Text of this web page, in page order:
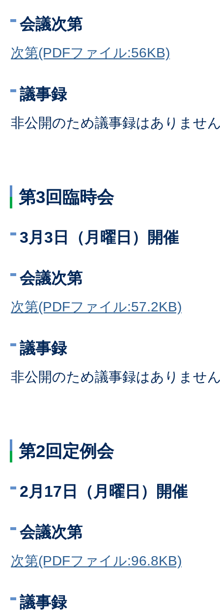
会議次第
次第(PDFファイル:56KB)
議事録
非公開のため議事録はありませ
第3回臨時会
3月3日（月曜日）開催
会議次第
次第(PDFファイル:57.2KB)
議事録
非公開のため議事録はありませ
第2回定例会
2月17日（月曜日）開催
会議次第
次第(PDFファイル:96.8KB)
議事録